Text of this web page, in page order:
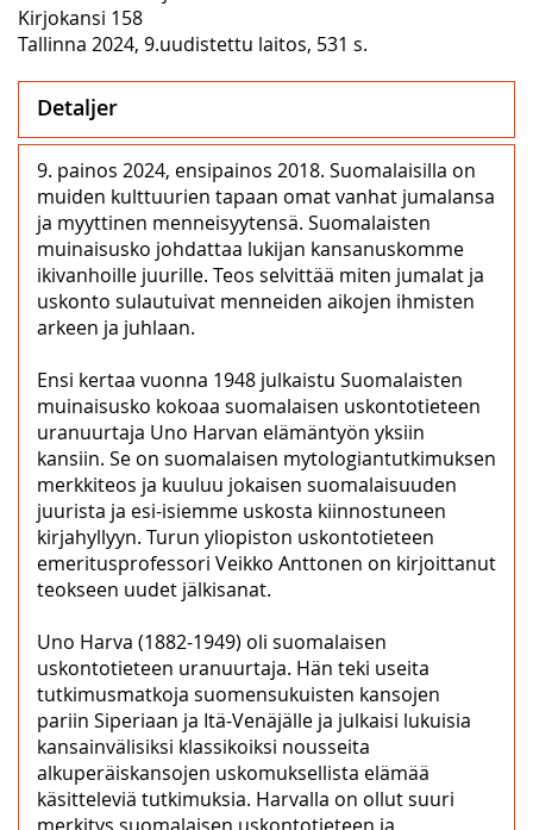
Kirjokansi 158
Tallinna 2024, 9.uudistettu laitos, 531 s.
Detaljer
9. painos 2024, ensipainos 2018. Suomalaisilla on
muiden kulttuurien tapaan omat vanhat jumalansa
ja myyttinen menneisyytensä. Suomalaisten
muinaisusko johdattaa lukijan kansanuskomme
ikivanhoille juurille. Teos selvittää miten jumalat ja
uskonto sulautuivat menneiden aikojen ihmisten
arkeen ja juhlaan.
Ensi kertaa vuonna 1948 julkaistu Suomalaisten
muinaisusko kokoaa suomalaisen uskontotieteen
uranuurtaja Uno Harvan elämäntyön yksiin
kansiin. Se on suomalaisen mytologiantutkimuksen
merkkiteos ja kuuluu jokaisen suomalaisuuden
juurista ja esi-isiemme uskosta kiinnostuneen
kirjahyllyyn. Turun yliopiston uskontotieteen
emeritusprofessori Veikko Anttonen on kirjoittanut
teokseen uudet jälkisanat.
Uno Harva (1882-1949) oli suomalaisen
uskontotieteen uranuurtaja. Hän teki useita
tutkimusmatkoja suomensukuisten kansojen
pariin Siperiaan ja Itä-Venäjälle ja julkaisi lukuisia
kansainvälisiksi klassikoiksi nousseita
alkuperäiskansojen uskomuksellista elämää
käsitteleviä tutkimuksia. Harvalla on ollut suuri